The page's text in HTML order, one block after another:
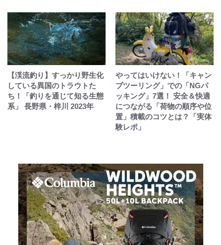
【渓流釣り】すっかり野生化
している異国のトラウトた
ち！「釣りを通じて知る生態
系」 長野県・梓川 2023年
やってはいけない！「キャン
プツーリング」での「NGパ
ッキング」7選！ 安全＆快適
につながる「荷物の順序や位
置」積載のコツとは？「実体
験レポ」